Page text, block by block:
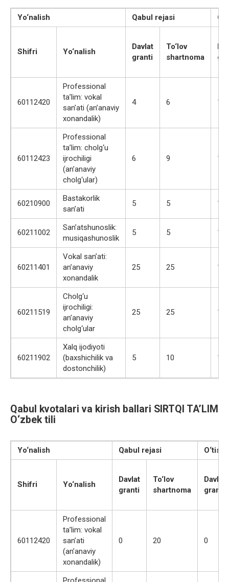
Yo‘nalish Qabul rejasi
Shifri Yo‘nalish
Davlat
granti
To‘lov
shartnoma
60112420
Professional
ta’lim: vokal
san’ati (an’anaviy
xonandalik)
4 6
60112423
Professional
ta’lim: cholg‘u
ijrochiligi
(an’anaviy
cholg‘ular)
6 9
60210900
Bastakorlik
san’ati
5 5
60211002
San’atshunoslik:
musiqashunoslik
5 5
60211401
Vokal san’ati:
an’anaviy
xonandalik
25 25
60211519
Cholg‘u
ijrochiligi:
an’anaviy
cholg‘ular
25 25
60211902
Xalq ijodiyoti
(baxshichilik va
dostonchilik)
5 10
Qabul kvotalari va kirish ballari SIRTQI TA’LIM
O‘zbek tili
Yo‘nalish Qabul rejasi O‘tish
Shifri Yo‘nalish
Davlat
granti
To‘lov
shartnoma
Davlat
granti
60112420
Professional
ta’lim: vokal
san’ati
(an’anaviy
xonandalik)
0 20 0